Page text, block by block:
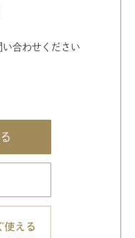
合わせください